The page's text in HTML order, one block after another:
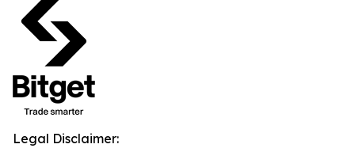
Legal Disclaimer: